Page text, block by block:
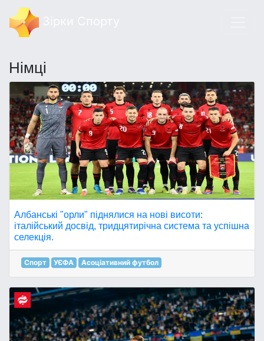
Німці
Албанські "орли" піднялися на нові висоти:
італійський досвід, тридцятирічна система та успішна
селекція.
Спорт УЄФА Асоціативний футбол